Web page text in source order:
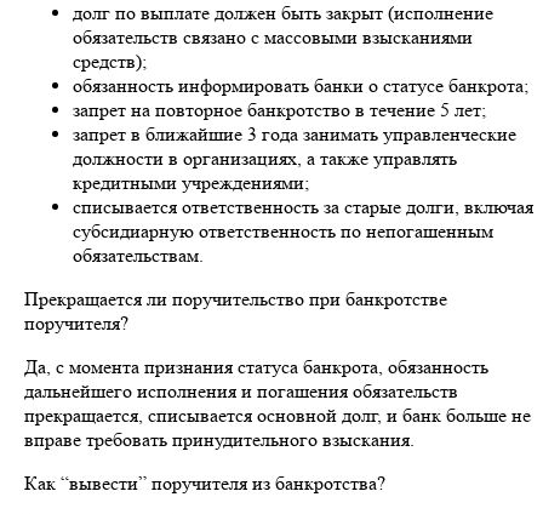
долг по выплате должен быть закрыт (исполнение
обязательств связано с массовыми взысканиями
средств);
обязанность информировать банки о статусе банкрота;
запрет на повторное банкротство в течение 5 лет;
запрет в ближайшие 3 года занимать управленческие
должности в организациях, а также управлять
кредитными учреждениями;
списывается ответственность за старые долги, включая
субсидиарную ответственность по непогашенным
обязательствам.
Прекращается ли поручительство при банкротстве
поручителя?
Да, с момента признания статуса банкрота, обязанность
дальнейшего исполнения и погашения обязательств
прекращается, списывается основной долг, и банк больше не
вправе требовать принудительного взыскания.
Как “вывести” поручителя из банкротства?